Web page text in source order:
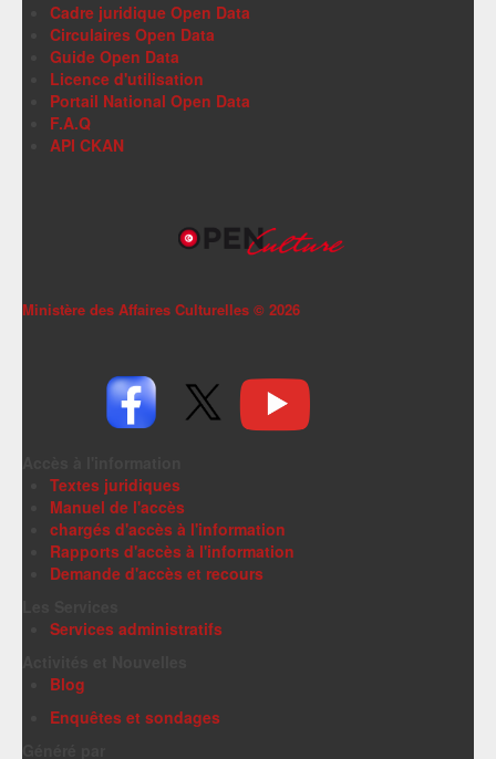
Cadre juridique Open Data
Circulaires Open Data
Guide Open Data
Licence d'utilisation
Portail National Open Data
F.A.Q
API CKAN
Ministère des Affaires Culturelles © 2026
Textes juridiques
Manuel de l'accès
chargés d'accès à l'information
Rapports d'accès à l'information
Demande d'accès et recours
Services administratifs
Blog
Enquêtes et sondages